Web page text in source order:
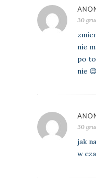
30
nie
po
nie 😉
30
jak
w